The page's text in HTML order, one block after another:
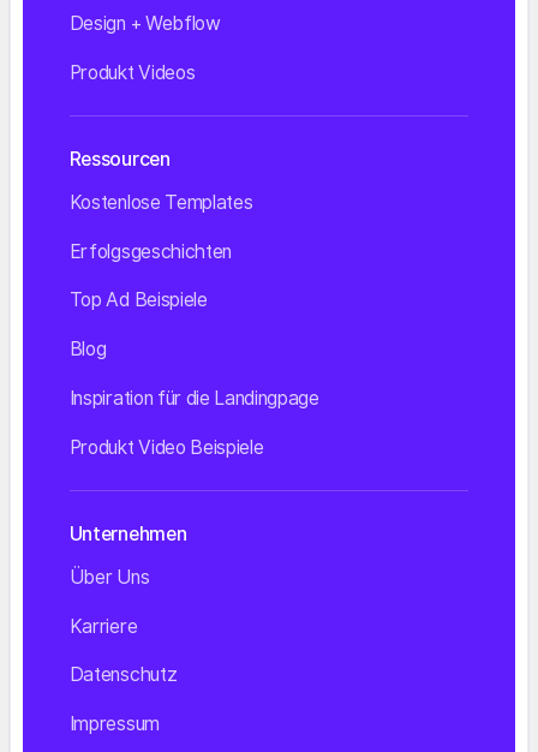
Design + Webflow
Produkt Videos
Ressourcen
Kostenlose Templates
Erfolgsgeschichten
Top Ad Beispiele
Blog
Inspiration für die Landingpage
Produkt Video Beispiele
Unternehmen
Über Uns
Karriere
Datenschutz
Impressum